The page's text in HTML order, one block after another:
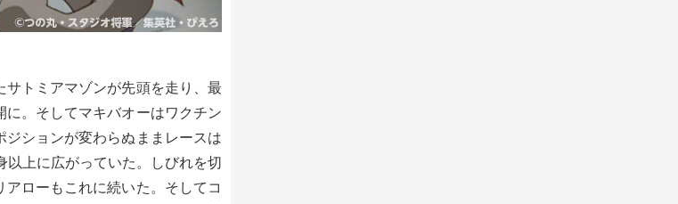
トミアマゾンが先頭を走り、最
。そしてマキバオーはワクチン
ションが変わらぬままレースは
上に広がっていた。しびれを切
ローもこれに続いた。そしてコ